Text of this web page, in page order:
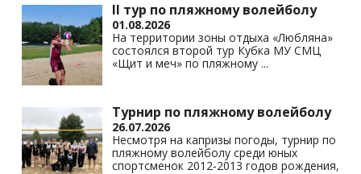
II тур по пляжному волейболу
01.08.2026
На территории зоны отдыха «Любляна»
состоялся второй тур Кубка МУ СМЦ
«Щит и меч» по пляжному ...
Турнир по пляжному волейболу
26.07.2026
Несмотря на капризы погоды, турнир по
пляжному волейболу среди юных
спортсменок 2012-2013 годов рождения,